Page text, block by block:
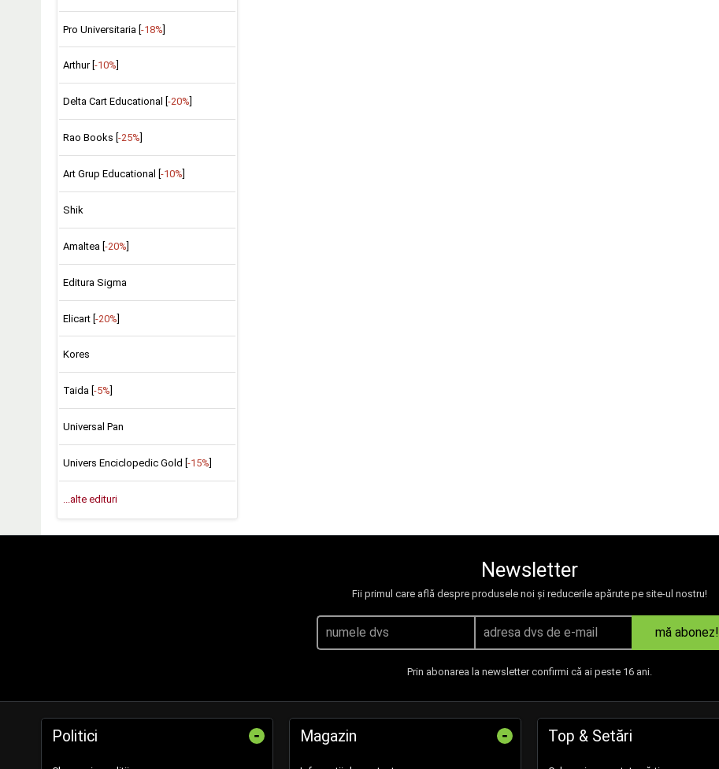
Pro Universitaria [-18%]
Arthur [ -10%
Delta Cart Educational [ -20%
Rao Books [ -25%
Art Grup Educational [ -10%
Shik
Amaltea [ -20%
Editura Sigma
Elicart [-20%]
Kores
Taida [ -5%
Universal Pan
Univers Enciclopedic Gold [ -15%
...alte edituri
Newsletter
Fii primul care află despre produsele noi și reducerile apărute pe site-ul nostru!
mă abonez!
Prin abonarea la newsletter confirmi că ai peste 16 ani.
Politici - Magazin - Top & Setări